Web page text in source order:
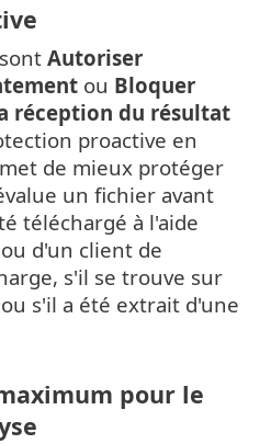
Autoriser
ou Bloquer
réception du résultat
proactive en
de mieux protéger
un fichier avant
téléchargé à l'aide
d'un client de
s'il se trouve sur
s'il a été extrait d'une
pour le